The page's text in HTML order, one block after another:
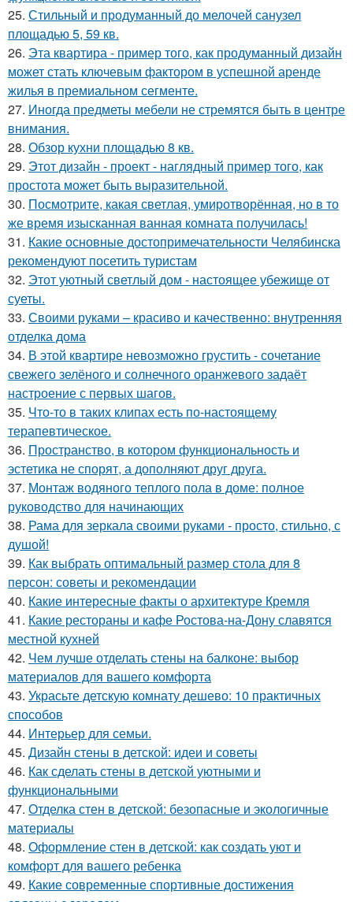
25. Стильный и продуманный до мелочей санузел
площадью 5, 59 кв.
26. Эта квартира - пример того, как продуманный дизайн
может стать ключевым фактором в успешной аренде
жилья в премиальном сегменте.
27. Иногда предметы мебели не стремятся быть в центре
внимания.
28. Обзор кухни площадью 8 кв.
29. Этот дизайн - проект - наглядный пример того, как
простота может быть выразительной.
30. Посмотрите, какая светлая, умиротворённая, но в то
же время изысканная ванная комната получилась!
31. Какие основные достопримечательности Челябинска
рекомендуют посетить туристам
32. Этот уютный светлый дом - настоящее убежище от
суеты.
33. Своими руками – красиво и качественно: внутренняя
отделка дома
34. В этой квартире невозможно грустить - сочетание
свежего зелёного и солнечного оранжевого задаёт
настроение с первых шагов.
35. Что-то в таких клипах есть по-настоящему
терапевтическое.
36. Пространство, в котором функциональность и
эстетика не спорят, а дополняют друг друга.
37. Монтаж водяного теплого пола в доме: полное
руководство для начинающих
38. Рама для зеркала своими руками - просто, стильно, с
душой!
39. Как выбрать оптимальный размер стола для 8
персон: советы и рекомендации
40. Какие интересные факты о архитектуре Кремля
41. Какие рестораны и кафе Ростова-на-Дону славятся
местной кухней
42. Чем лучше отделать стены на балконе: выбор
материалов для вашего комфорта
43. Украсьте детскую комнату дешево: 10 практичных
способов
44. Интерьер для семьи.
45. Дизайн стены в детской: идеи и советы
46. Как сделать стены в детской уютными и
функциональными
47. Отделка стен в детской: безопасные и экологичные
материалы
48. Оформление стен в детской: как создать уют и
комфорт для вашего ребенка
49. Какие современные спортивные достижения